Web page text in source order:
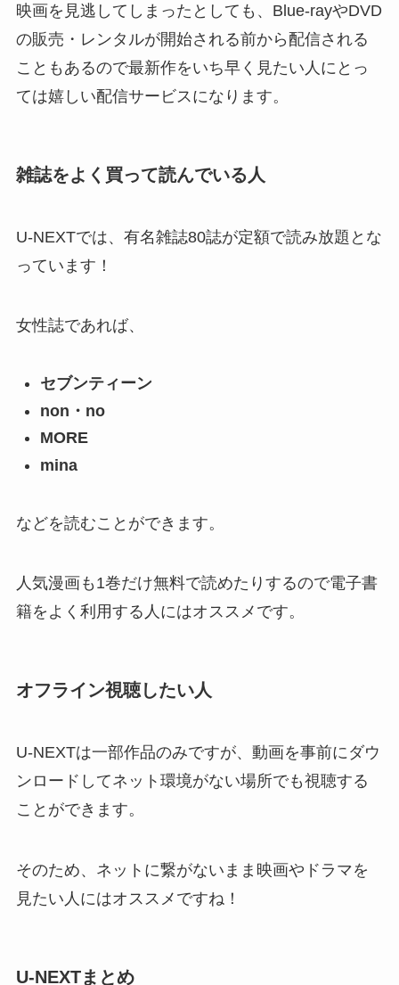
映画を見逃してしまったとしても、Blue-rayやDVD
の販売・レンタルが開始される前から配信される
こともあるので最新作をいち早く見たい人にとっ
ては嬉しい配信サービスになります。
雑誌をよく買って読んでいる人
U-NEXTでは、有名雑誌80誌が定額で読み放題とな
っています！
女性誌であれば、
セブンティーン
non・no
MORE
mina
などを読むことができます。
人気漫画も1巻だけ無料で読めたりするので電子書
籍をよく利用する人にはオススメです。
オフライン視聴したい人
U-NEXTは一部作品のみですが、動画を事前にダウ
ンロードしてネット環境がない場所でも視聴する
ことができます。
そのため、ネットに繋がないまま映画やドラマを
見たい人にはオススメですね！
U-NEXTまとめ